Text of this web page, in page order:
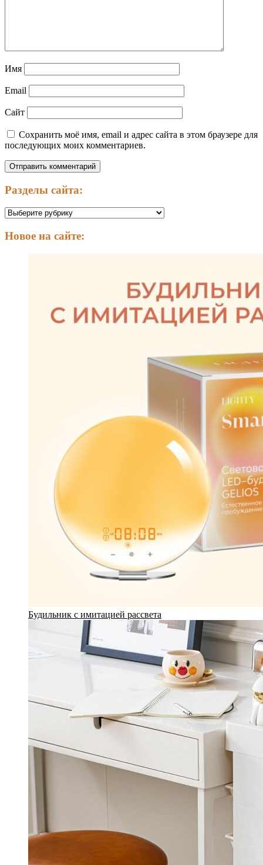
Имя
Email
Сайт
Сохранить моё имя, email и адрес сайта в этом браузере для
последующих моих комментариев.
Разделы сайта:
Разделы
Новое на сайте:
Будильник с имитацией рассвета